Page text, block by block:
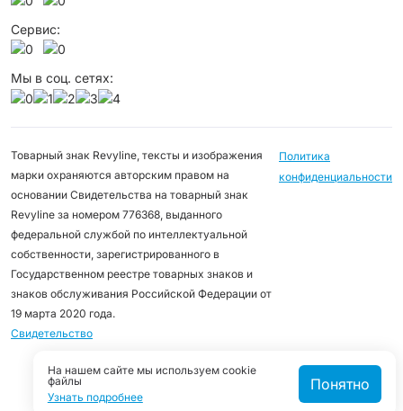
Сервис:
Мы в соц. сетях:
Товарный знак Revyline, тексты и изображения
марки охраняются авторским правом на
основании Свидетельства на товарный знак
Revyline за номером 776368, выданного
федеральной службой по интеллектуальной
собственности, зарегистрированного в
Государственном реестре товарных знаков и
знаков обслуживания Российской Федерации от
19 марта 2020 года.
Свидетельство
Политика
конфиденциальности
На нашем сайте мы используем cookie
файлы
Узнать подробнее
Понятно